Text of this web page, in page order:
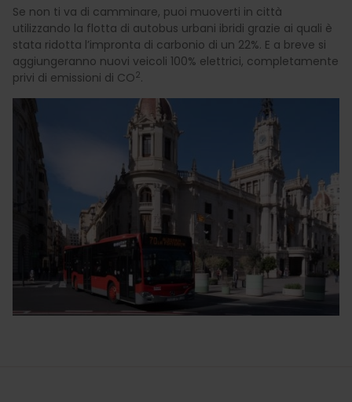
Se non ti va di camminare, puoi muoverti in città
utilizzando la flotta di autobus urbani ibridi grazie ai quali è
stata ridotta l’impronta di carbonio di un 22%. E a breve si
aggiungeranno nuovi veicoli 100% elettrici, completamente
privi di emissioni di CO2.